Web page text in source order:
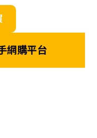
網購平台